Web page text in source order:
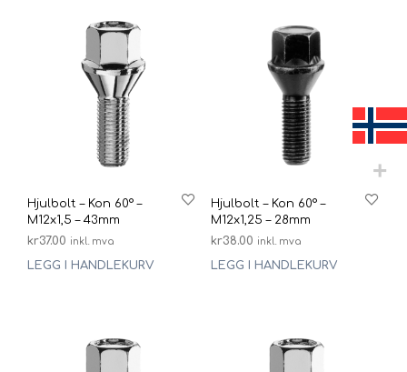
Hjulbolt – Kon 60° –
M12x1,5 – 43mm
kr37.00 inkl. mva
LEGG I HANDLEKURV
Hjulbolt – Kon 60° –
M12x1,25 – 28mm
kr38.00 inkl. mva
LEGG I HANDLEKURV